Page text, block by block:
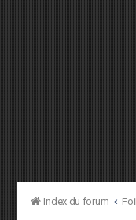
Index du forum